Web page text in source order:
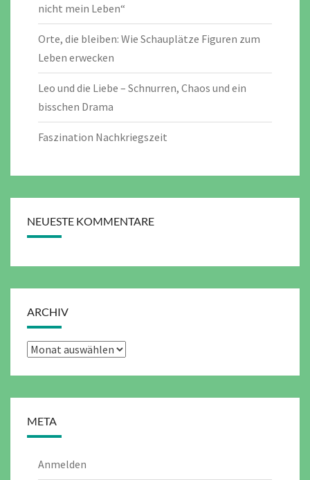
nicht mein Leben“
Orte, die bleiben: Wie Schauplätze Figuren zum
Leben erwecken
Leo und die Liebe – Schnurren, Chaos und ein
bisschen Drama
Faszination Nachkriegszeit
NEUESTE KOMMENTARE
ARCHIV
Archiv
META
Anmelden